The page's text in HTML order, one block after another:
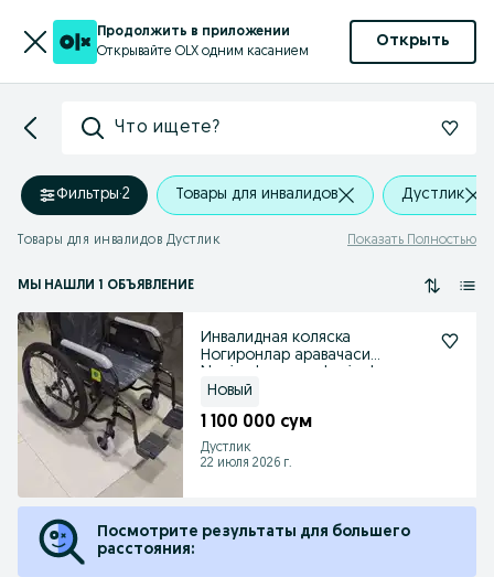
Продолжить в приложении
Открывайте OLX одним касанием
Открыть
Что ищете?
Фильтры·2 Товары для инвалидов Дустлик
Товары для инвалидов Дустлик Показать Полностью
МЫ НАШЛИ 1 ОБЪЯВЛЕНИЕ
Инвалидная коляска
Ногиронлар аравачаси
Новый
1 100 000 сум
Дустлик
22 июля 2026 г.
Посмотрите результаты для большего
расстояния: